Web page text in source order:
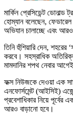
মার্কিন প্রেসিডেন্ট ডোনাল্ড
হোম্যান বলেছেন,
অভিযান চালাচ্ছে এবং
তিনি হুঁশিয়ারি দেন, শহরের
করবে। সহস্রাধিক
মামদানির শপথ নেবার
ফক্স নিউজকে দেওয়া এক
এনফোর্সমেন্ট (আইসিই)
প্রবেশাধিকার নিয়ে পূর্বের
আরও বাড়ানো হবে।